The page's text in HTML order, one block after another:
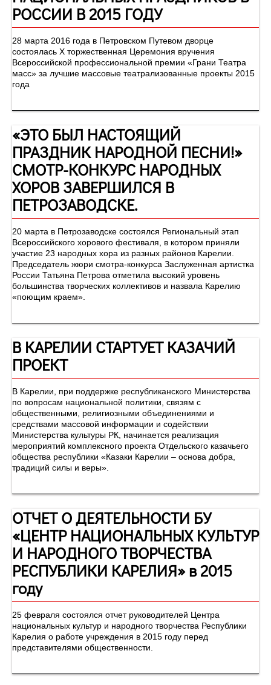
РОССИИ В 2015 ГОДУ
28 марта 2016 года в Петровском Путевом дворце
состоялась Х торжественная Церемония вручения
Всероссийской профессиональной премии «Грани Театра
масс» за лучшие массовые театрализованные проекты 2015
года
«ЭТО БЫЛ НАСТОЯЩИЙ
ПРАЗДНИК НАРОДНОЙ ПЕСНИ!»
СМОТР-КОНКУРС НАРОДНЫХ
ХОРОВ ЗАВЕРШИЛСЯ В
ПЕТРОЗАВОДСКЕ.
20 марта в Петрозаводске состоялся Региональный этап
Всероссийского хорового фестиваля, в котором приняли
участие 23 народных хора из разных районов Карелии.
Председатель жюри смотра-конкурса Заслуженная артистка
России Татьяна Петрова отметила высокий уровень
большинства творческих коллективов и назвала Карелию
«поющим краем».
В КАРЕЛИИ СТАРТУЕТ КАЗАЧИЙ
ПРОЕКТ
В Карелии, при поддержке республиканского Министерства
по вопросам национальной политики, связям с
общественными, религиозными объединениями и
средствами массовой информации и содействии
Министерства культуры РК, начинается реализация
мероприятий комплексного проекта Отдельского казачьего
общества республики «Казаки Карелии – основа добра,
традиций силы и веры».
ОТЧЕТ О ДЕЯТЕЛЬНОСТИ БУ
«ЦЕНТР НАЦИОНАЛЬНЫХ КУЛЬТУР
И НАРОДНОГО ТВОРЧЕСТВА
РЕСПУБЛИКИ КАРЕЛИЯ» в 2015
году
25 февраля состоялся отчет руководителей Центра
национальных культур и народного творчества Республики
Карелия о работе учреждения в 2015 году перед
представителями общественности.